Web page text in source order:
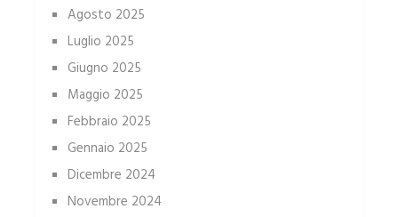
Agosto 2025
Luglio 2025
Giugno 2025
Maggio 2025
Febbraio 2025
Gennaio 2025
Dicembre 2024
Novembre 2024